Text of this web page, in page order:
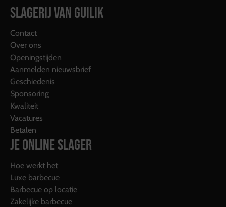
SLAGERIJ VAN GUILIK
Contact
Over ons
Openingstijden
Aanmelden nieuwsbrief
Geschiedenis
Sponsoring
Kwaliteit
Vacatures
Betalen
JE ONLINE SLAGER
Hoe werkt het
Luxe barbecue
Barbecue op locatie
Zakelijke barbecue